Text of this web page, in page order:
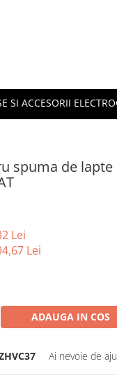
SI ACCESORII
spuma de lapte
Lei
Lei
ADAUGA IN COS
Ai nevoie de